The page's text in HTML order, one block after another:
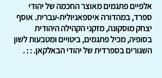
אלפיים פתגמים מאוצר החכמה של יהודי
ספרד, במהדורה איספאניולית-עברית. אוסף
יצחק מוסקונה, מזקני הקהילה היהודית
בסופיה, מכיל פתגמים, ביטויים ומטבעות לשון
השגורים בספרדית של יהודי הבאלקאן. : : .